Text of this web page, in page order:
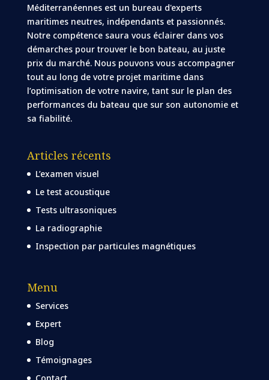
Méditerranéennes est un bureau d'experts
maritimes neutres, indépendants et passionnés.
Notre compétence saura vous éclairer dans vos
démarches pour trouver le bon bateau, au juste
prix du marché. Nous pouvons vous accompagner
tout au long de votre projet maritime dans
l’optimisation de votre navire, tant sur le plan des
performances du bateau que sur son autonomie et
sa fiabilité.
Articles récents
L’examen visuel
Le test acoustique
Tests ultrasoniques
La radiographie
Inspection par particules magnétiques
Menu
Services
Expert
Blog
Témoignages